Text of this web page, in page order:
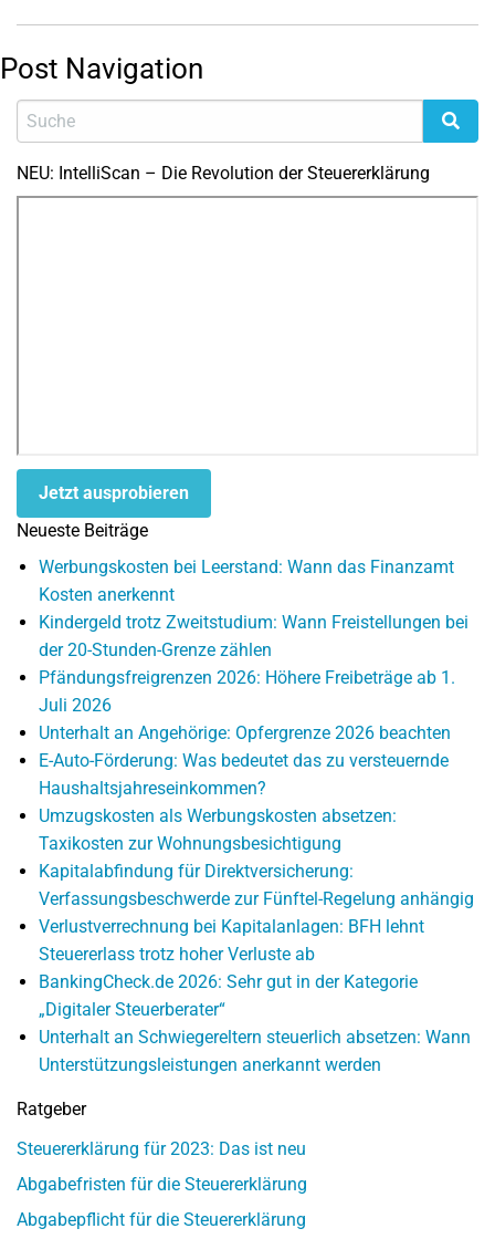
Post Navigation
NEU: IntelliScan – Die Revolution der Steuererklärung
Jetzt ausprobieren
Neueste Beiträge
Werbungskosten bei Leerstand: Wann das Finanzamt
Kosten anerkennt
Kindergeld trotz Zweitstudium: Wann Freistellungen bei
der 20-Stunden-Grenze zählen
Pfändungsfreigrenzen 2026: Höhere Freibeträge ab 1.
Juli 2026
Unterhalt an Angehörige: Opfergrenze 2026 beachten
E-Auto-Förderung: Was bedeutet das zu versteuernde
Haushaltsjahreseinkommen?
Umzugskosten als Werbungskosten absetzen:
Taxikosten zur Wohnungsbesichtigung
Kapitalabfindung für Direktversicherung:
Verfassungsbeschwerde zur Fünftel-Regelung anhängig
Verlustverrechnung bei Kapitalanlagen: BFH lehnt
Steuererlass trotz hoher Verluste ab
BankingCheck.de 2026: Sehr gut in der Kategorie
„Digitaler Steuerberater“
Unterhalt an Schwiegereltern steuerlich absetzen: Wann
Unterstützungsleistungen anerkannt werden
Ratgeber
Steuererklärung für 2023: Das ist neu
Abgabefristen für die Steuererklärung
Abgabepflicht für die Steuererklärung